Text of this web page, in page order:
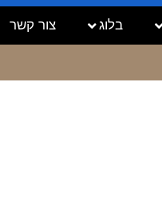
בלוג צור קשר